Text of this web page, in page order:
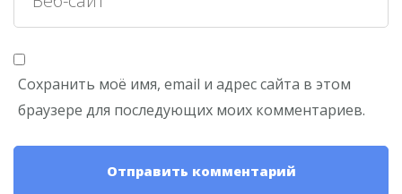
Сохранить моё имя, email и адрес сайта в этом
браузере для последующих моих комментариев.